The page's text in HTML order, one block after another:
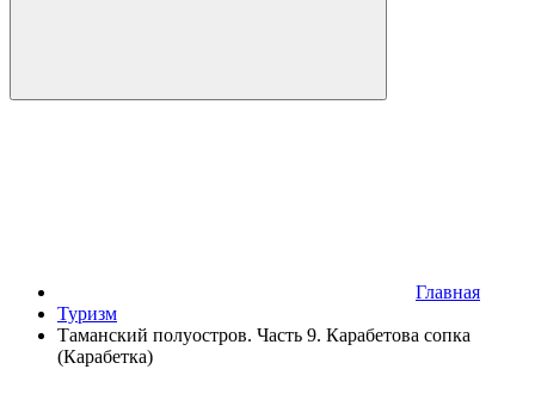
Главная
Туризм
Таманский полуостров. Часть 9. Карабетова сопка
(Карабетка)